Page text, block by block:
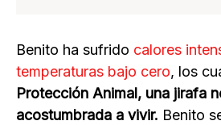
Benito ha sufrido calores
temperaturas bajo cero, los
Protección Animal, una jirafa
acostumbrada a vivir. Benito